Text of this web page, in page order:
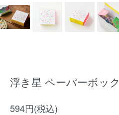
浮き星 ペーパーボッ
594円(税込)